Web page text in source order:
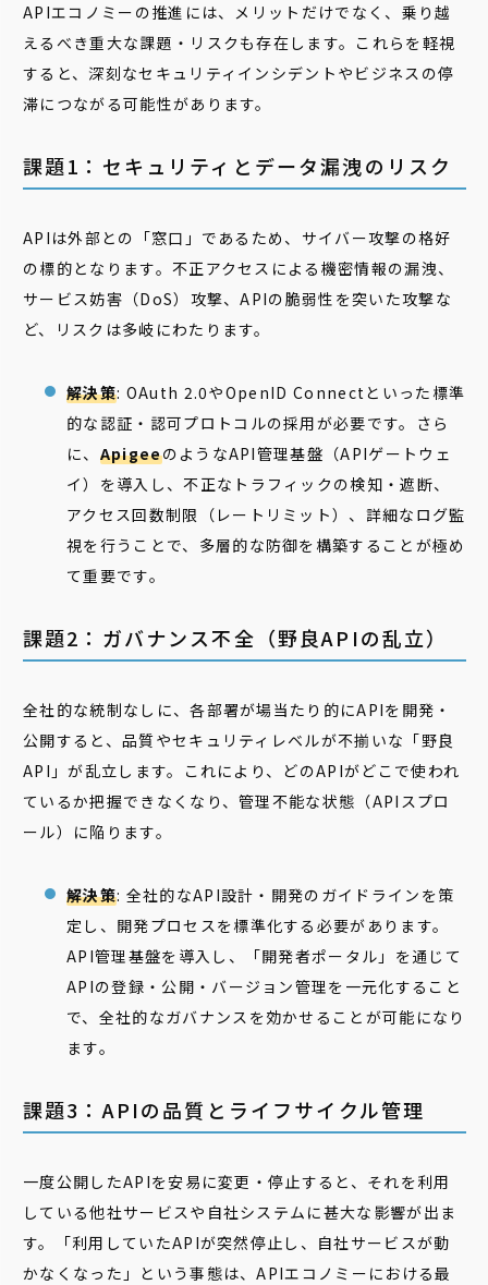
APIエコノミーの推進には、メリットだけでなく、乗り越
えるべき重大な課題・リスクも存在します。これらを軽視
すると、深刻なセキュリティインシデントやビジネスの停
滞につながる可能性があります。
課題1：セキュリティとデータ漏洩のリスク
APIは外部との「窓口」であるため、サイバー攻撃の格好
の標的となります。不正アクセスによる機密情報の漏洩、
サービス妨害（DoS）攻撃、APIの脆弱性を突いた攻撃な
ど、リスクは多岐にわたります。
解決策: OAuth 2.0やOpenID Connectといった標準
的な認証・認可プロトコルの採用が必要です。さら
に、 ApigeeのようなAPI管理基盤（APIゲートウェ
イ）を導入し、不正なトラフィックの検知・遮断、
アクセス回数制限（レートリミット）、詳細なログ監
視を行うことで、多層的な防御を構築することが極め
て重要です。
課題2：ガバナンス不全（野良APIの乱立）
全社的な統制なしに、各部署が場当たり的にAPIを開発・
公開すると、品質やセキュリティレベルが不揃いな「野良
API」が乱立します。これにより、どのAPIがどこで使われ
ているか把握できなくなり、管理不能な状態（APIスプロ
ール）に陥ります。
解決策: 全社的なAPI設計・開発のガイドラインを策
定し、開発プロセスを標準化する必要があります。
API管理基盤を導入し、「開発者ポータル」を通じて
APIの登録・公開・バージョン管理を一元化すること
で、全社的なガバナンスを効かせることが可能になり
ます。
課題3：APIの品質とライフサイクル管理
一度公開したAPIを安易に変更・停止すると、それを利用
している他社サービスや自社システムに甚大な影響が出ま
す。「利用していたAPIが突然停止し、自社サービスが動
かなくなった」という事態は、APIエコノミーにおける最